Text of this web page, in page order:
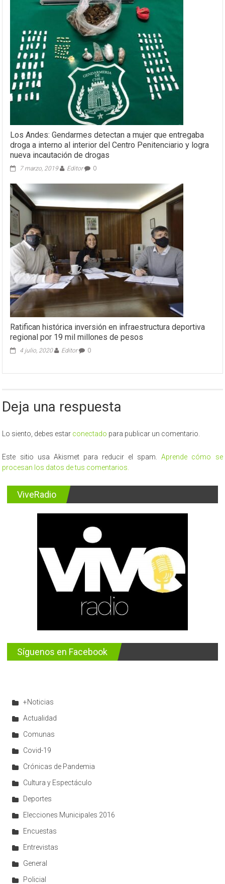
misión
apoyo
a
Seremi
de
Salud
para
prevenir
del
dengue
Los Andes: Gendarmes detectan a mujer que entregaba
droga a interno al interior del Centro Penitenciario y logra
nueva incautación de drogas
7 marzo, 2019 Editor 0
Ratifican histórica inversión en infraestructura deportiva
regional por 19 mil millones de pesos
4 julio, 2020 Editor 0
Deja una respuesta
Lo siento, debes estar conectado para publicar un comentario.
Este sitio usa Akismet para reducir el spam.Aprende cómo se
procesan los datos de tus comentarios.
ViveRadio
Síguenos en Facebook
+Noticias
Actualidad
Comunas
Covid-19
Crónicas de Pandemia
Cultura y Espectáculo
Deportes
Elecciones Municipales 2016
Encuestas
Entrevistas
General
Policial